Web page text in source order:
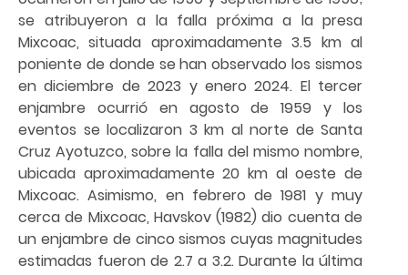
se atribuyeron a la falla próxima a la presa
Mixcoac, situada aproximadamente 3.5 km al
poniente de donde se han observado los sismos
en diciembre de 2023 y enero 2024. El tercer
enjambre ocurrió en agosto de 1959 y los
eventos se localizaron 3 km al norte de Santa
Cruz Ayotuzco, sobre la falla del mismo nombre,
ubicada aproximadamente 20 km al oeste de
Mixcoac. Asimismo, en febrero de 1981 y muy
cerca de Mixcoac, Havskov (1982) dio cuenta de
un enjambre de cinco sismos cuyas magnitudes
estimadas fueron de 2.7 a 3.2. Durante la última